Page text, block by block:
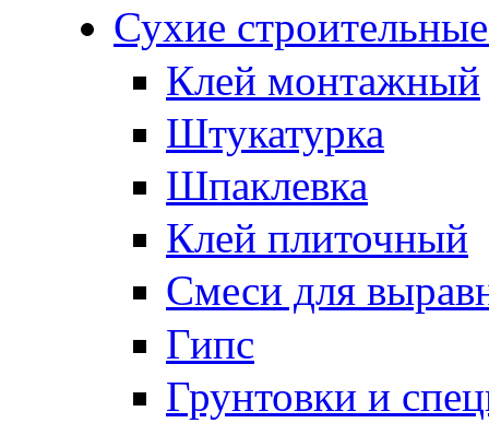
Сухие
Клей монтажный
Штукатурка
Шпаклевка
Клей плиточный
Смеси для
Гипс
Грунтовки и